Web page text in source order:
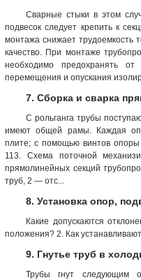
Сварные стыки в этом
подвесок следует крепить к
монтажа снижает трудоемкость
качество. При монтаже
необходимо предохранять
перемещения и опускания
7. Сборка и сварка
С рольганга трубы
имеют общей рамы. Каждая
плите; с помощью винтов опоры
113. Схема поточной
прямолинейных секций
труб, 2 — отс...
8. Установка опор,
Какие допускаются
положения? 2. Как устанавливают
9. Гнутье труб в
Трубы гнут следующим